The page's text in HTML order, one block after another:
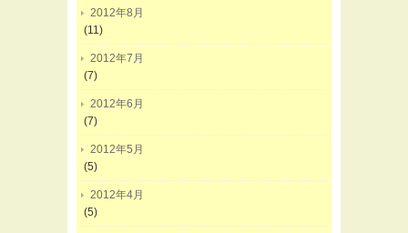
2012年8月
(11)
2012年7月
(7)
2012年6月
(7)
2012年5月
(5)
2012年4月
(5)